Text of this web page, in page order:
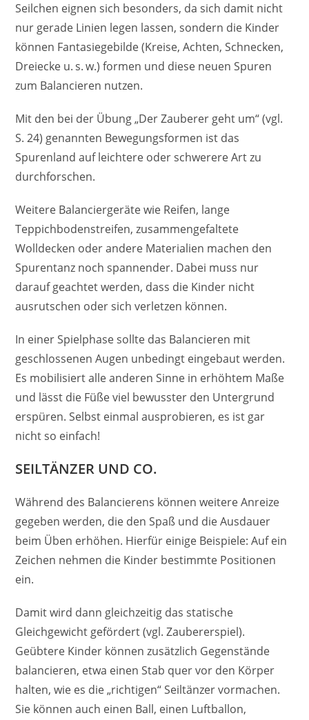
Seilchen eignen sich besonders, da sich damit nicht
nur gerade Linien legen lassen, sondern die Kinder
können Fantasiegebilde (Kreise, Achten, Schnecken,
Dreiecke u. s. w.) formen und diese neuen Spuren
zum Balancieren nutzen.
Mit den bei der Übung „Der Zauberer geht um“ (vgl.
S. 24) genannten Bewegungsformen ist das
Spurenland auf leichtere oder schwerere Art zu
durchforschen.
Weitere Balanciergeräte wie Reifen, lange
Teppichbodenstreifen, zusammengefaltete
Wolldecken oder andere Materialien machen den
Spurentanz noch spannender. Dabei muss nur
darauf geachtet werden, dass die Kinder nicht
ausrutschen oder sich verletzen können.
In einer Spielphase sollte das Balancieren mit
geschlossenen Augen unbedingt eingebaut werden.
Es mobilisiert alle anderen Sinne in erhöhtem Maße
und lässt die Füße viel bewusster den Untergrund
erspüren. Selbst einmal ausprobieren, es ist gar
nicht so einfach!
SEILTÄNZER UND CO.
Während des Balancierens können weitere Anreize
gegeben werden, die den Spaß und die Ausdauer
beim Üben erhöhen. Hierfür einige Beispiele: Auf ein
Zeichen nehmen die Kinder bestimmte Positionen
ein.
Damit wird dann gleichzeitig das statische
Gleichgewicht gefördert (vgl. Zaubererspiel).
Geübtere Kinder können zusätzlich Gegenstände
balancieren, etwa einen Stab quer vor den Körper
halten, wie es die „richtigen“ Seiltänzer vormachen.
Sie können auch einen Ball, einen Luftballon,